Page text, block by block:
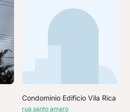
Condominio Edificio Vila Rica
rua santo amaro